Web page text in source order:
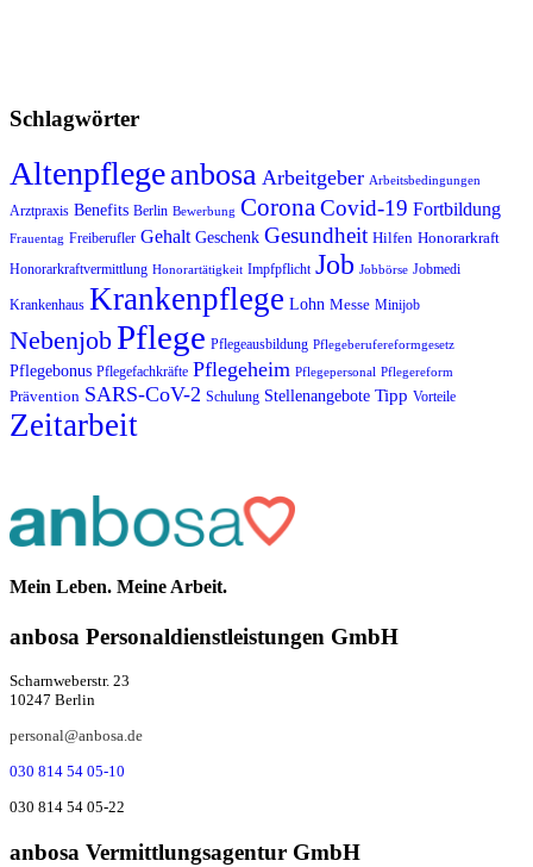
Schlagwörter
Altenpflegeanbosa Arbeitgeber Arbeitsbedingungen
Arztpraxis Benefits Berlin Bewerbung Corona Covid-19 Fortbildung
Frauentag Freiberufler Gehalt Geschenk Gesundheit Hilfen Honorarkraft
Honorarkraftvermittlung Honorartätigkeit Impfpflicht Job Jobbörse Jobmedi
Krankenhaus Krankenpflege Lohn Messe Minijob
NebenjobPflege Pflegeausbildung Pflegeberufereformgesetz
Pflegebonus Pflegefachkräfte Pflegeheim Pflegepersonal Pflegereform
Prävention SARS-CoV-2 Schulung Stellenangebote Tipp Vorteile
Zeitarbeit
Mein Leben. Meine Arbeit.
anbosa Per­­­so­­nal­­dienst­­leis­­tung­­en GmbH
Scharnweberstr. 23
10247 Berlin
personal@anbosa.de
030 814 54 05-10
030 814 54 05-22
anbosa Ver­mitt­lungs­agen­tur GmbH